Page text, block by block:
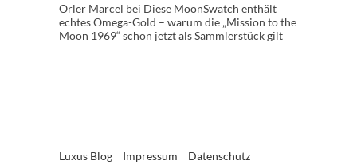
Orler Marcel bei Diese MoonSwatch enthält
echtes Omega-Gold – warum die „Mission to the
Moon 1969“ schon jetzt als Sammlerstück gilt
Luxus Blog Impressum
Datenschutz